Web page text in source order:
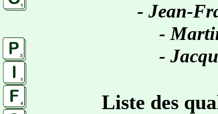
- Jean-
-
-
Liste des